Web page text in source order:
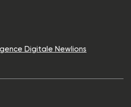
Digitale Newlions